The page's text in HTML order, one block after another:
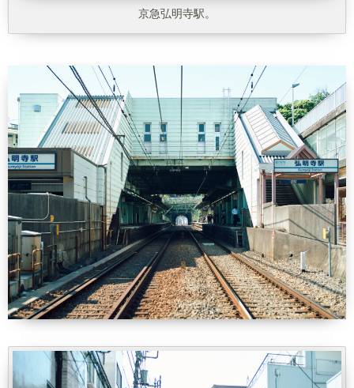
京急弘明寺駅。